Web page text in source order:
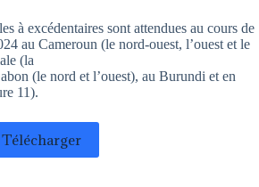
à excédentaires sont attendues au cours de
au Cameroun (le nord-ouest, l’ouest et le
(la
(le nord et l’ouest), au Burundi et en
11).
Télécharger